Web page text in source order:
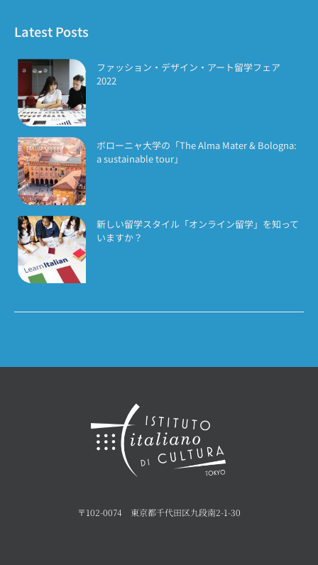
Latest Posts
ファッション・デザイン・アート留学フェア
2022
ボローニャ大学の「The Alma Mater & Bologna:
a sustainable tour」
新しい留学スタイル「オンライン留学」を知って
いますか？
〒102-0074 東京都千代田区九段南2-1-30